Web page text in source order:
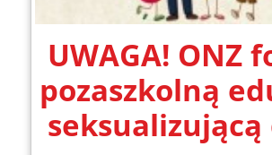
UWAGA! ONZ
pozaszkolną
seksualizującą